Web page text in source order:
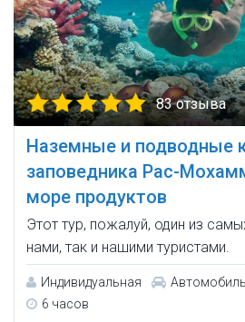
83 отзыва
Наземные и подводные
заповедника Рас-
море продуктов
Этот тур, пожалуй, один из
нами, так и нашими туристами.
Индивидуальная
6 часов